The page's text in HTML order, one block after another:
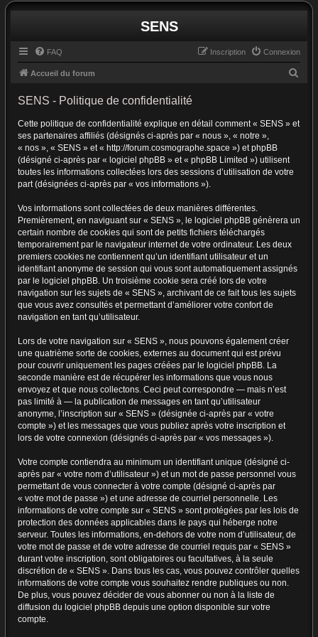
SENS
FAQ Connexion
Inscription
Accueil du forum
h
SENS - Politique de confidentialité
Cette politique de confidentialité explique en détail comment « SENS » et
ses partenaires affiliés (désignés ci-après par « nous », « notre »,
« nos », « SENS » et « http://forum.cosmographe.space ») et phpBB
(désigné ci-après par « logiciel phpBB » et « phpBB Limited ») utilisent
toutes les informations collectées lors des sessions d’utilisation de votre
part (désignées ci-après par « vos informations »).
Vos informations sont collectées de deux manières différentes.
Premièrement, en naviguant sur « SENS », le logiciel phpBB génèrera un
certain nombre de cookies qui sont de petits fichiers téléchargés
temporairement par le navigateur internet de votre ordinateur. Les deux
premiers cookies ne contiennent qu’un identifiant utilisateur et un
identifiant anonyme de session qui vous sont automatiquement assignés
par le logiciel phpBB. Un troisième cookie sera créé lors de votre
navigation sur les sujets de « SENS », archivant de ce fait tous les sujets
que vous avez consultés et permettant d’améliorer votre confort de
navigation en tant qu’utilisateur.
Lors de votre navigation sur « SENS », nous pouvons également créer
une quatrième sorte de cookies, externes au document qui est prévu
pour couvrir uniquement les pages créées par le logiciel phpBB. La
seconde manière est de récupérer les informations que vous nous
envoyez et que nous collectons. Ceci peut correspondre — mais n’est
pas limité à — la publication de messages en tant qu’utilisateur
anonyme, l’inscription sur « SENS » (désignée ci-après par « votre
compte ») et les messages que vous publiez après votre inscription et
lors de votre connexion (désignés ci-après par « vos messages »).
Votre compte contiendra au minimum un identifiant unique (désigné ci-
après par « votre nom d’utilisateur ») et un mot de passe personnel vous
permettant de vous connecter à votre compte (désigné ci-après par
« votre mot de passe ») et une adresse de courriel personnelle. Les
informations de votre compte sur « SENS » sont protégées par les lois de
protection des données applicables dans le pays qui héberge notre
serveur. Toutes les informations, en-dehors de votre nom d’utilisateur, de
votre mot de passe et de votre adresse de courriel requis par « SENS »
durant votre inscription, sont obligatoires ou facultatives, à la seule
discrétion de « SENS ». Dans tous les cas, vous pouvez contrôler quelles
informations de votre compte vous souhaitez rendre publiques ou non.
De plus, vous pouvez décider de vous abonner ou non à la liste de
diffusion du logiciel phpBB depuis une option disponible sur votre
compte.